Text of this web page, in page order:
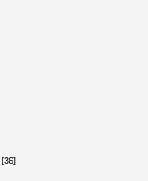
[36]